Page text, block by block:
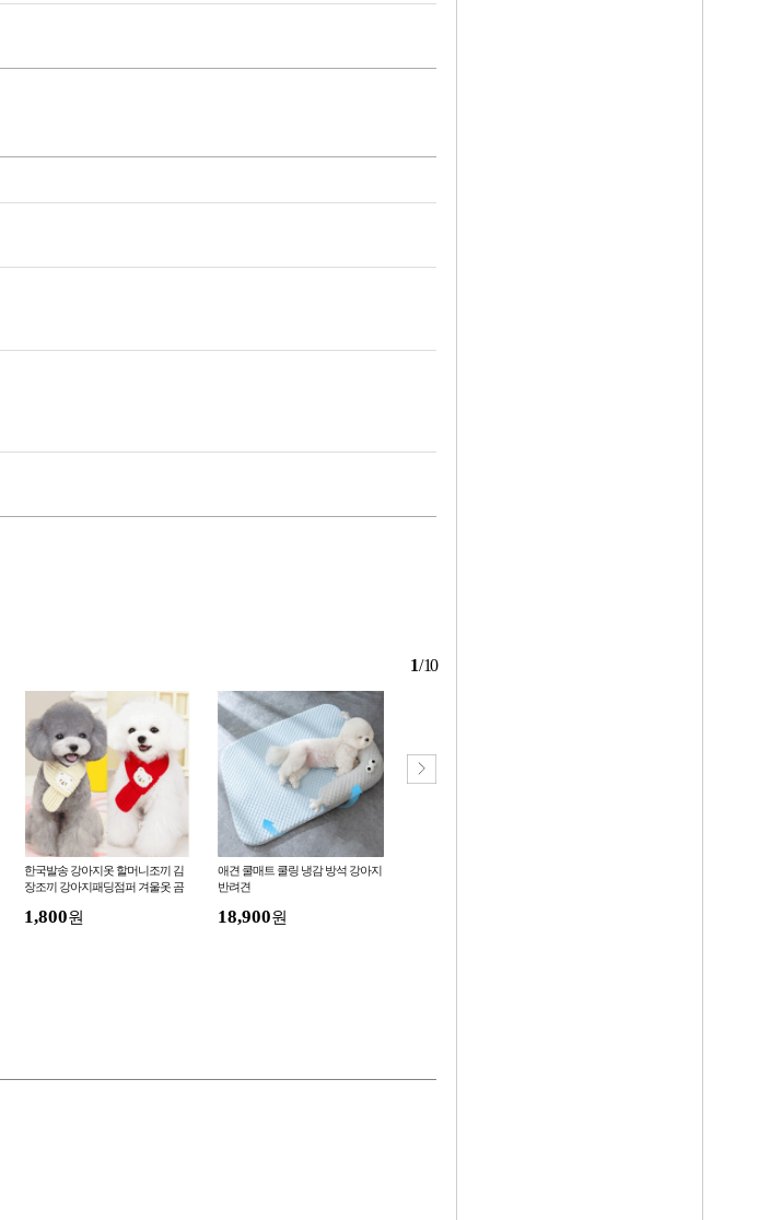
1/10
한국발송 강아지옷 할머니조끼 김
장조끼 강아지패딩점퍼 겨울옷 곰
1,800원
애견 쿨매트 쿨링 냉감 방석 강아지
반려견
18,900원